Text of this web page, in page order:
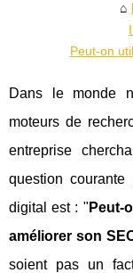
Peut-on
Dans le monde
moteurs de
entreprise
question
digital est : " Peut-
améliorer son
soient pas un